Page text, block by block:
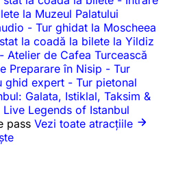
la Muzeul Palatului
- Tur ghidat la Moscheea
la coadă la bilete la Yildiz
- Atelier de Cafea Turcească
Preparare în Nisip - Tur
ghid expert - Tur pietonal
Galata, Istiklal, Taksim &
Legends of Istanbul
pass Vezi toate atracțiile